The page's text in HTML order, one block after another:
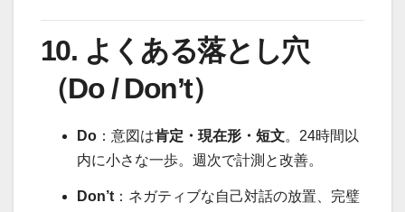
10. よくある落とし穴
（Do / Don’t）
Do ：意図は肯定・現在形・短文。24時間以
内に小さな一歩。週次で計測と改善。
Don’t ：ネガティブな自己対話の放置、完璧